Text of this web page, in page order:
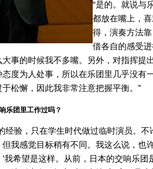
“是的。就说与
都放在嘴上，
得，演奏方法
借各自的感受
事的时候我不多嘴。另外，对指挥提
度为人处事，所以在乐团里几乎没有
松懈，因此我非常注意把握平衡。”
团里工作过吗？
经验，只在学生时代做过临时演员。
我感觉目标稍有不同。我这么说，也
我希望是这样。从前，日本的交响乐